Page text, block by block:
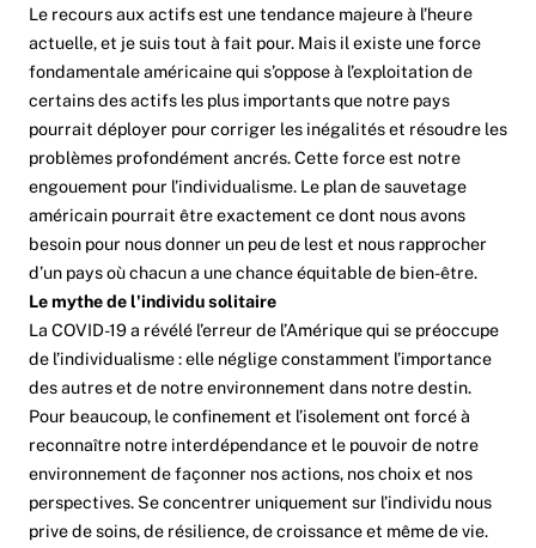
Le recours aux actifs est une tendance majeure à l’heure
actuelle, et je suis tout à fait pour. Mais il existe une force
fondamentale américaine qui s’oppose à l’exploitation de
certains des actifs les plus importants que notre pays
pourrait déployer pour corriger les inégalités et résoudre les
problèmes profondément ancrés. Cette force est notre
engouement pour l’individualisme. Le plan de sauvetage
américain pourrait être exactement ce dont nous avons
besoin pour nous donner un peu de lest et nous rapprocher
d’un pays où chacun a une chance équitable de bien-être.
Le mythe de l'individu solitaire
La COVID-19 a révélé l’erreur de l’Amérique qui se préoccupe
de l’individualisme : elle néglige constamment l’importance
des autres et de notre environnement dans notre destin.
Pour beaucoup, le confinement et l’isolement ont forcé à
reconnaître notre interdépendance et le pouvoir de notre
environnement de façonner nos actions, nos choix et nos
perspectives. Se concentrer uniquement sur l’individu nous
prive de soins, de résilience, de croissance et même de vie.